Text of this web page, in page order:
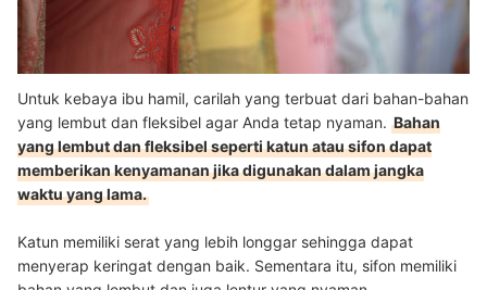
Untuk kebaya ibu hamil, carilah yang terbuat dari bahan-bahan
yang lembut dan fleksibel agar Anda tetap nyaman. Bahan
yang lembut dan fleksibel seperti katun atau sifon dapat
memberikan kenyamanan jika digunakan dalam jangka
waktu yang lama.
Katun memiliki serat yang lebih longgar sehingga dapat
menyerap keringat dengan baik. Sementara itu, sifon memiliki